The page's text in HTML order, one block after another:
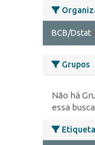
BCB/Dstat
Grupos
Não há
essa busca